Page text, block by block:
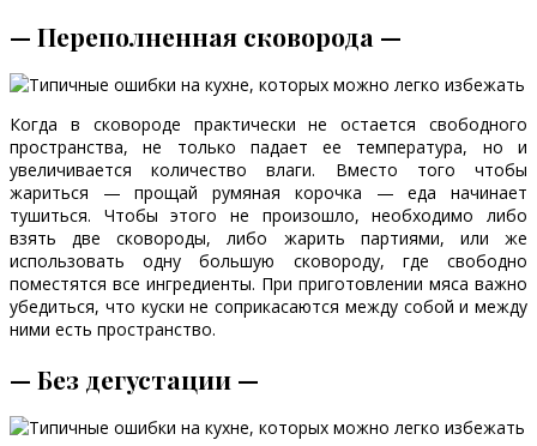
— Переполненная сковорода —
Когда в сковороде практически не остается свободного
пространства, не только падает ее температура, но и
увеличивается количество влаги. Вместо того чтобы
жариться — прощай румяная корочка — еда начинает
тушиться. Чтобы этого не произошло, необходимо либо
взять две сковороды, либо жарить партиями, или же
использовать одну большую сковороду, где свободно
поместятся все ингредиенты. При приготовлении мяса важно
убедиться, что куски не соприкасаются между собой и между
ними есть пространство.
— Без дегустации —